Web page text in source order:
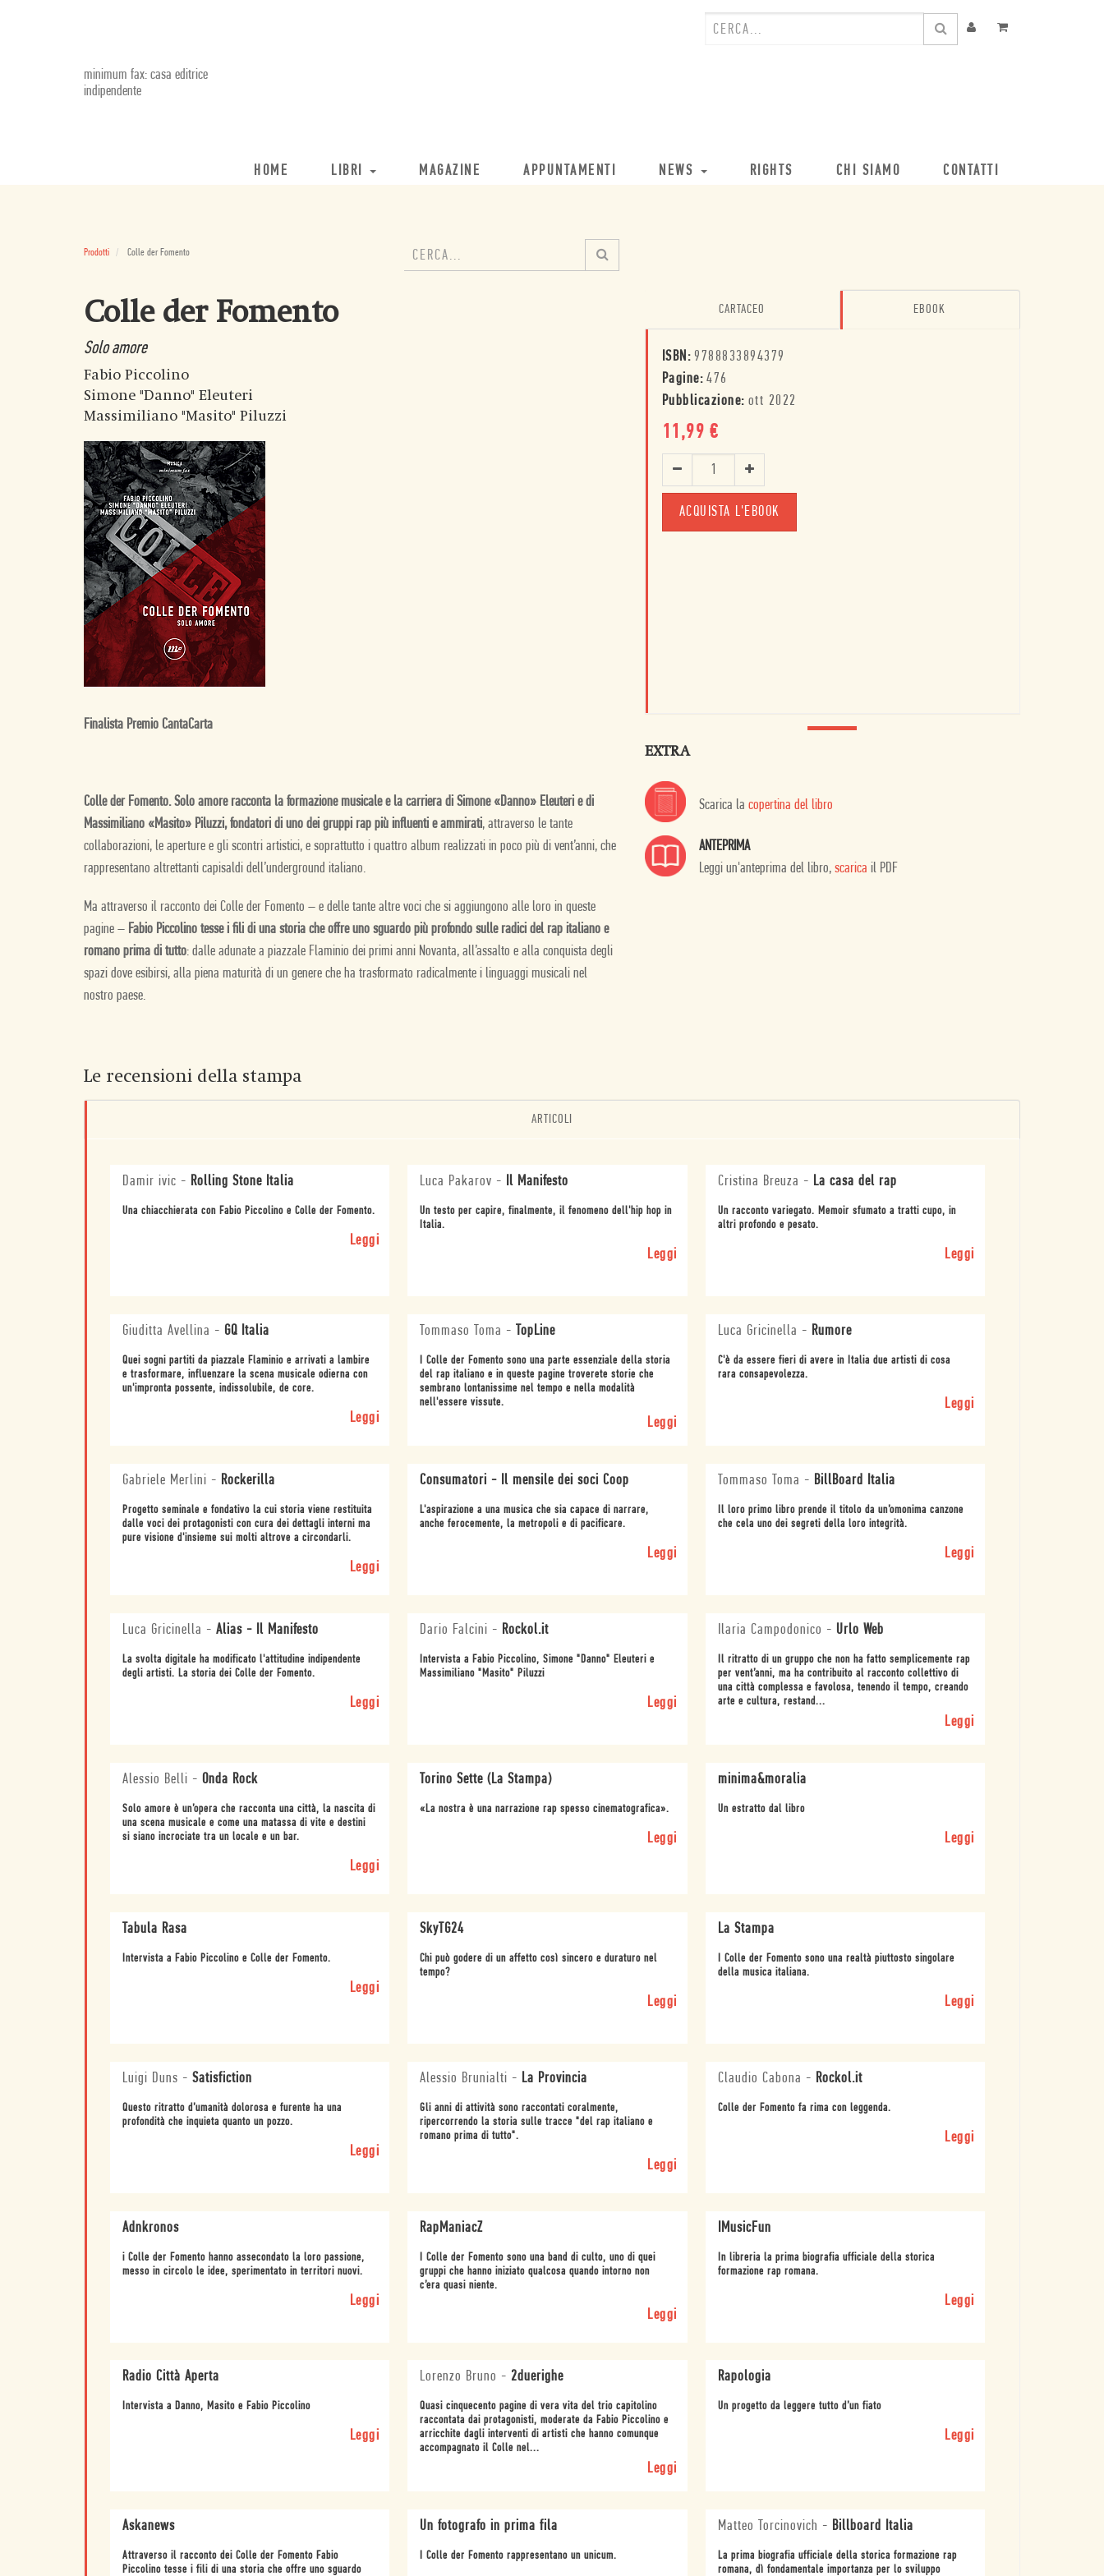
minimum fax: casa editrice
indipendente
HOME LIBRI MAGAZINE APPUNTAMENTI NEWS RIGHTS CHI SIAMO CONTATTI
Prodotti Colle der Fomento
Colle der Fomento
Solo amore
Fabio Piccolino
Simone "Danno" Eleuteri
Massimiliano "Masito" Piluzzi
Finalista Premio CantaCarta
Colle der Fomento. Solo amore racconta la formazione musicale e la carriera di Simone «Danno» Eleuteri e di
Massimiliano «Masito» Piluzzi, fondatori di uno dei gruppi rap più influenti e ammirati, attraverso le tante
collaborazioni, le aperture e gli scontri artistici, e soprattutto i quattro album realizzati in poco più di vent’anni, che
rappresentano altrettanti capisaldi dell’underground italiano.
Ma attraverso il racconto dei Colle der Fomento – e delle tante altre voci che si aggiungono alle loro in queste
pagine – Fabio Piccolino tesse i fili di una storia che offre uno sguardo più profondo sulle radici del rap italiano e
romano prima di tutto: dalle adunate a piazzale Flaminio dei primi anni Novanta, all’assalto e alla conquista degli
spazi dove esibirsi, alla piena maturità di un genere che ha trasformato radicalmente i linguaggi musicali nel
nostro paese.
CARTACEO EBOOK
ISBN: 9788833894379
Pagine: 476
Pubblicazione: ott 2022
11,99 €
ACQUISTA L'EBOOK
EXTRA
Scarica la copertina del libro
ANTEPRIMA
Leggi un'anteprima del libro, scarica il PDF
Le recensioni della stampa
ARTICOLI
Damir ivic - Rolling Stone Italia
Una chiacchierata con Fabio Piccolino e Colle der Fomento.
Leggi
Luca Pakarov - Il Manifesto
Un testo per capire, finalmente, il fenomeno dell'hip hop in
Italia.
Leggi
Cristina Breuza - La casa del rap
Un racconto variegato. Memoir sfumato a tratti cupo, in
altri profondo e pesato.
Leggi
Giuditta Avellina - GQ Italia
Quei sogni partiti da piazzale Flaminio e arrivati a lambire
e trasformare, influenzare la scena musicale odierna con
un'impronta possente, indissolubile, de core.
Leggi
Tommaso Toma - TopLine
I Colle der Fomento sono una parte essenziale della storia
del rap italiano e in queste pagine troverete storie che
sembrano lontanissime nel tempo e nella modalità
nell'essere vissute.
Leggi
Luca Gricinella - Rumore
C'è da essere fieri di avere in Italia due artisti di cosa
rara consapevolezza.
Leggi
Gabriele Merlini - Rockerilla
Progetto seminale e fondativo la cui storia viene restituita
dalle voci dei protagonisti con cura dei dettagli interni ma
pure visione d'insieme sui molti altrove a circondarli.
Leggi
Consumatori - Il mensile dei soci Coop
L'aspirazione a una musica che sia capace di narrare,
anche ferocemente, la metropoli e di pacificare.
Leggi
Tommaso Toma - BillBoard Italia
Il loro primo libro prende il titolo da un’omonima canzone
che cela uno dei segreti della loro integrità.
Leggi
Luca Gricinella - Alias - Il Manifesto
La svolta digitale ha modificato l'attitudine indipendente
degli artisti. La storia dei Colle der Fomento.
Leggi
Dario Falcini - Rockol.it
Intervista a Fabio Piccolino, Simone "Danno" Eleuteri e
Massimiliano "Masito" Piluzzi
Leggi
Ilaria Campodonico - Urlo Web
Il ritratto di un gruppo che non ha fatto semplicemente rap
per vent’anni, ma ha contribuito al racconto collettivo di
una città complessa e favolosa, tenendo il tempo, creando
arte e cultura, restand...
Leggi
Alessio Belli - Onda Rock
Solo amore è un’opera che racconta una città, la nascita di
una scena musicale e come una matassa di vite e destini
si siano incrociate tra un locale e un bar.
Leggi
Torino Sette (La Stampa)
«La nostra è una narrazione rap spesso cinematografica».
Leggi
minima&moralia
Un estratto dal libro
Leggi
Tabula Rasa
Intervista a Fabio Piccolino e Colle der Fomento.
Leggi
SkyTG24
Chi può godere di un affetto così sincero e duraturo nel
tempo?
Leggi
La Stampa
I Colle der Fomento sono una realtà piuttosto singolare
della musica italiana.
Leggi
Luigi Duns - Satisfiction
Questo ritratto d’umanità dolorosa e furente ha una
profondità che inquieta quanto un pozzo.
Leggi
Alessio Brunialti - La Provincia
Gli anni di attività sono raccontati coralmente,
ripercorrendo la storia sulle tracce "del rap italiano e
romano prima di tutto".
Leggi
Claudio Cabona - Rockol.it
Colle der Fomento fa rima con leggenda.
Leggi
Adnkronos
i Colle der Fomento hanno assecondato la loro passione,
messo in circolo le idee, sperimentato in territori nuovi.
Leggi
RapManiacZ
I Colle der Fomento sono una band di culto, uno di quei
gruppi che hanno iniziato qualcosa quando intorno non
c’era quasi niente.
Leggi
IMusicFun
In libreria la prima biografia ufficiale della storica
formazione rap romana.
Leggi
Radio Città Aperta
Intervista a Danno, Masito e Fabio Piccolino
Leggi
Lorenzo Bruno - 2duerighe
Quasi cinquecento pagine di vera vita del trio capitolino
raccontata dai protagonisti, moderate da Fabio Piccolino e
arricchite dagli interventi di artisti che hanno comunque
accompagnato il Colle nel...
Leggi
Rapologia
Un progetto da leggere tutto d’un fiato
Leggi
Askanews
Attraverso il racconto dei Colle der Fomento Fabio
Piccolino tesse i fili di una storia che offre uno sguardo
Un fotografo in prima fila
I Colle der Fomento rappresentano un unicum.
Matteo Torcinovich - Billboard Italia
La prima biografia ufficiale della storica formazione rap
romana, dì fondamentale importanza per lo sviluppo